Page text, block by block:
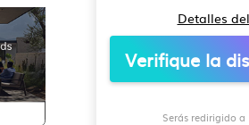
Detalles
Verifique la
Serás redirigido a